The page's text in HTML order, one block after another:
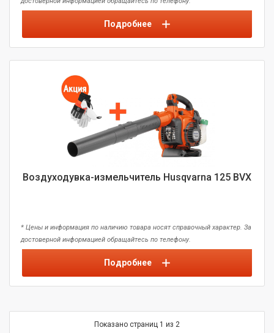
Подробнее
Воздуходувка-измельчитель Husqvarna 125 BVX
* Цены и информация по наличию товара носят справочный характер. За
достоверной информацией обращайтесь по телефону.
Подробнее
Показано страниц 1 из 2